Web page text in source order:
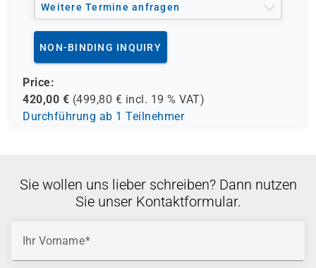
Weitere Termine anfragen
NON-BINDING INQUIRY
Price:
420,00 € (499,80 € incl. 19 % VAT)
Durchführung ab 1 Teilnehmer
Sie wollen uns lieber schreiben? Dann nutzen
Sie unser Kontaktformular.
Ihr Vorname